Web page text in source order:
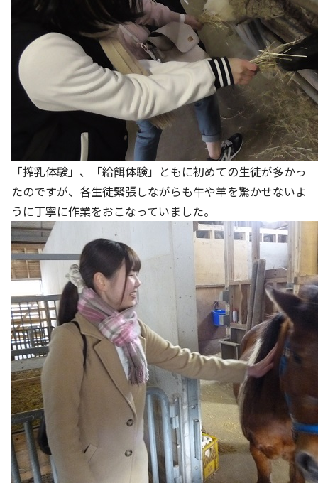
「搾乳体験」、「給餌体験」ともに初めての生徒が多かっ
たのですが、各生徒緊張しながらも牛や羊を驚かせないよ
うに丁寧に作業をおこなっていました。